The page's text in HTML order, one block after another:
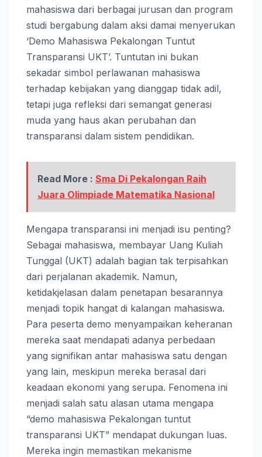
mahasiswa dari berbagai jurusan dan program
studi bergabung dalam aksi damai menyerukan
‘Demo Mahasiswa Pekalongan Tuntut
Transparansi UKT’. Tuntutan ini bukan
sekadar simbol perlawanan mahasiswa
terhadap kebijakan yang dianggap tidak adil,
tetapi juga refleksi dari semangat generasi
muda yang haus akan perubahan dan
transparansi dalam sistem pendidikan.
Read More : Sma Di Pekalongan Raih
Juara Olimpiade Matematika Nasional
Mengapa transparansi ini menjadi isu penting?
Sebagai mahasiswa, membayar Uang Kuliah
Tunggal (UKT) adalah bagian tak terpisahkan
dari perjalanan akademik. Namun,
ketidakjelasan dalam penetapan besarannya
menjadi topik hangat di kalangan mahasiswa.
Para peserta demo menyampaikan keheranan
mereka saat mendapati adanya perbedaan
yang signifikan antar mahasiswa satu dengan
yang lain, meskipun mereka berasal dari
keadaan ekonomi yang serupa. Fenomena ini
menjadi salah satu alasan utama mengapa
“demo mahasiswa Pekalongan tuntut
transparansi UKT” mendapat dukungan luas.
Mereka ingin memastikan mekanisme